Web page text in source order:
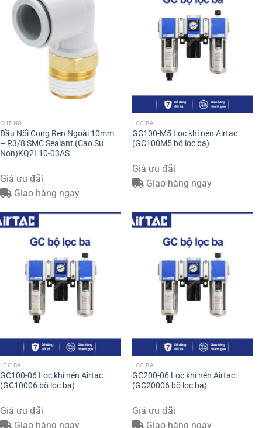
CÚT NỐI
Đầu Nối Cong Ren Ngoài 10mm
– R3/8 SMC Sealant (Cao Su
Non)KQ2L10-03AS
Giá ưu đãi
Giao hàng ngay
LỌC BA
GC100-M5 Lọc khí nén Airtac
(GC100M5 bộ lọc ba)
Giá ưu đãi
Giao hàng ngay
LỌC BA
GC100-06 Lọc khí nén Airtac
(GC10006 bộ lọc ba)
Giá ưu đãi
Giao hàng ngay
LỌC BA
GC200-06 Lọc khí nén Airtac
(GC20006 bộ lọc ba)
Giá ưu đãi
Giao hàng ngay